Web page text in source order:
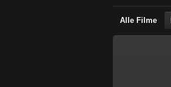
Alle Filme